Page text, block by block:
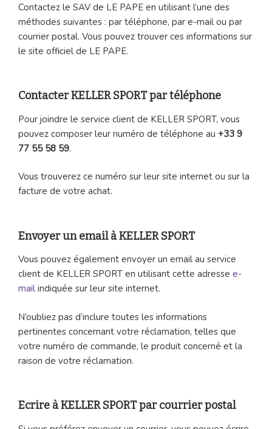
Contactez le SAV de LE PAPE en utilisant l’une des
méthodes suivantes : par téléphone, par e-mail ou par
courrier postal. Vous pouvez trouver ces informations sur
le site officiel de LE PAPE.
Contacter KELLER SPORT par téléphone
Pour joindre le service client de KELLER SPORT, vous
pouvez composer leur numéro de téléphone au +33 9
77 55 58 59.
Vous trouverez ce numéro sur leur site internet ou sur la
facture de votre achat.
Envoyer un email à KELLER SPORT
Vous pouvez également envoyer un email au service
client de KELLER SPORT en utilisant cette adresse e-
mail indiquée sur leur site internet.
N’oubliez pas d’inclure toutes les informations
pertinentes concernant votre réclamation, telles que
votre numéro de commande, le produit concerné et la
raison de votre réclamation.
Ecrire à KELLER SPORT par courrier postal